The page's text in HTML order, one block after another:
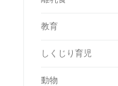
教育
しくじり育児
動物